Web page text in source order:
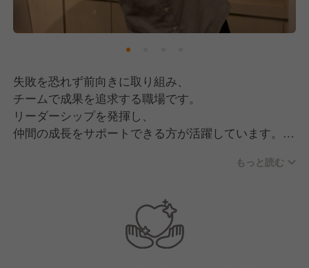
◆各メディアでも取り上げられています！◆
SNS・クラウドファンディングでウサワが広がり、
話題のお店としてさまざまなメディアで
取り上げていただいてます。
【メディア実績：TV】
NHK：「ほっと関西サタデー」にて紹介
サンテレビ：「NEWS×情報 キャッチ＋」にて紹介
兵庫県の地域情報サイト：「TANOSU」にて記載
失敗を恐れず前向きに取り組み、
チームで成果を追求する職場です。
リーダーシップを発揮し、
仲間の成長をサポートできる方が活躍しています。
●店舗運営やスタッフ管理に興味がある方
●地域活性化や新しいことに挑戦したい方
●キャリアアップを目指し、成長を遂げたい方
●地域貢献に興味がある方
もっと読む